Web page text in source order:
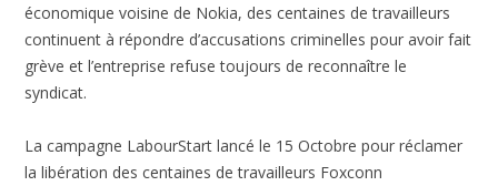
économique voisine de Nokia, des centaines de travailleurs
continuent à répondre d’accusations criminelles pour avoir fait
grève et l’entreprise refuse toujours de reconnaître le
syndicat.
La campagne LabourStart lancé le 15 Octobre pour réclamer
la libération des centaines de travailleurs Foxconn